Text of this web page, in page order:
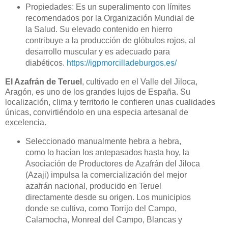
Propiedades: Es un superalimento con límites
recomendados por la Organización Mundial de
la Salud. Su elevado contenido en hierro
contribuye a la producción de glóbulos rojos, al
desarrollo muscular y es adecuado para
diabéticos. https://igpmorcilladeburgos.es/
El Azafrán de Teruel , cultivado en el Valle del Jiloca,
Aragón, es uno de los grandes lujos de España. Su
localización, clima y territorio le confieren unas cualidades
únicas, convirtiéndolo en una especia artesanal de
excelencia.
Seleccionado manualmente hebra a hebra,
como lo hacían los antepasados hasta hoy, la
Asociación de Productores de Azafrán del Jiloca
(Azaji) impulsa la comercialización del mejor
azafrán nacional, producido en Teruel
directamente desde su origen. Los municipios
donde se cultiva, como Torrijo del Campo,
Calamocha, Monreal del Campo, Blancas y